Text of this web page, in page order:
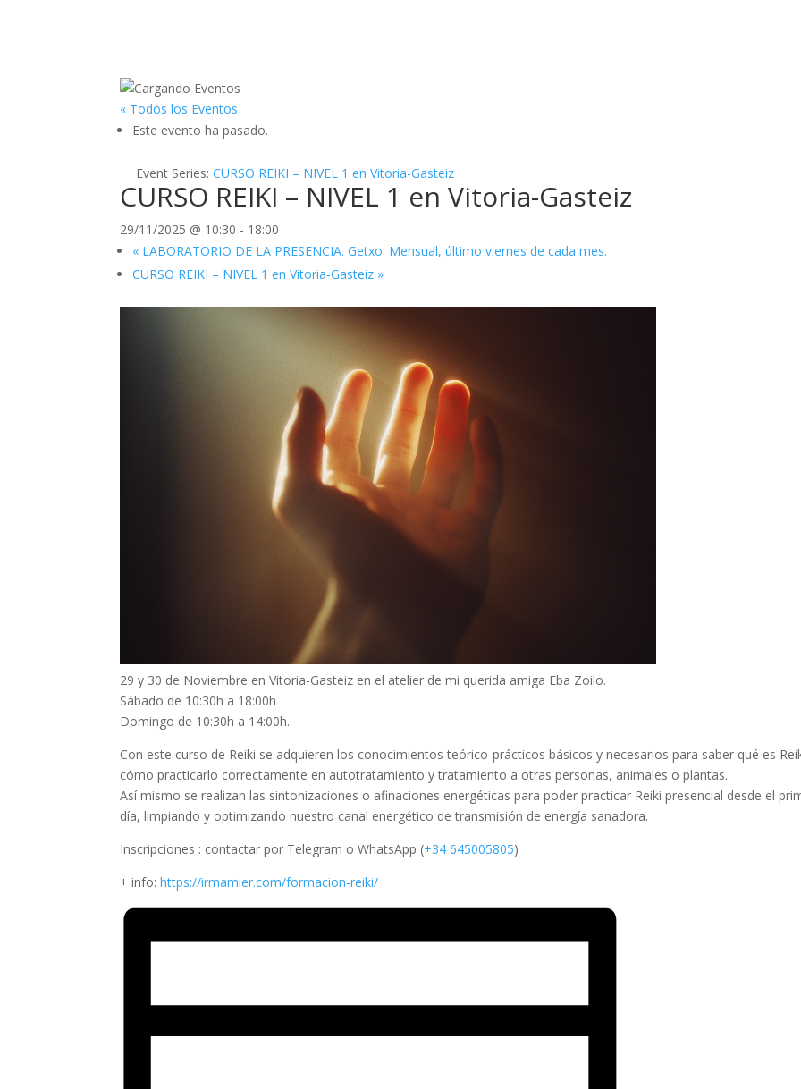
« Todos los Eventos
Este evento ha pasado.
Event Series:CURSO REIKI – NIVEL 1 en Vitoria-Gasteiz
CURSO REIKI – NIVEL 1 en Vitoria-Gasteiz
29/11/2025 @ 10:30 - 18:00
« LABORATORIO DE LA PRESENCIA. Getxo. Mensual, último viernes de cada mes.
CURSO REIKI – NIVEL 1 en Vitoria-Gasteiz »
29 y 30 de Noviembre en Vitoria-Gasteiz en el atelier de mi querida amiga Eba Zoilo.
Sábado de 10:30h a 18:00h
Domingo de 10:30h a 14:00h.
Con este curso de Reiki se adquieren los conocimientos teórico-prácticos básicos y necesarios para saber qué es
cómo practicarlo correctamente en autotratamiento y tratamiento a otras personas, animales o plantas.
Así mismo se realizan las sintonizaciones o afinaciones energéticas para poder practicar Reiki presencial desde el
día, limpiando y optimizando nuestro canal energético de transmisión de energía sanadora.
Inscripciones : contactar por Telegram o WhatsApp (+34 645005805)
+ info:https://irmamier.com/formacion-reiki/